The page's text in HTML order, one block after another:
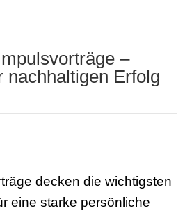
–
nachhaltigen Erfolg
decken die wichtigsten
eine starke persönliche